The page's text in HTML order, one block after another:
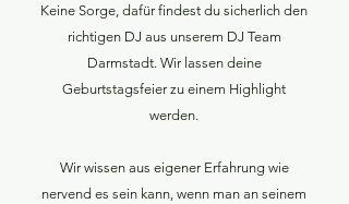
Keine Sorge, dafür findest du sicherlich den
richtigen DJ aus unserem DJ Team
Darmstadt. Wir lassen deine
Geburtstagsfeier zu einem Highlight
werden.
Wir wissen aus eigener Erfahrung wie
nervend es sein kann, wenn man an seinem